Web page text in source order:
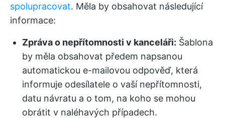
spolupracovat. Měla by obsahovat následující
informace:
Zpráva o nepřítomnosti v kanceláři: Šablona
by měla obsahovat předem napsanou
automatickou e-mailovou odpověď, která
informuje odesílatele o vaší nepřítomnosti,
datu návratu a o tom, na koho se mohou
obrátit v naléhavých případech.